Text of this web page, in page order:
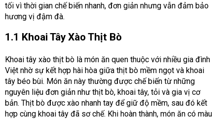
tối vì thời gian chế biến nhanh, đơn giản nhưng vẫn đảm bảo
hương vị đậm đà.
1.1 Khoai Tây Xào Thịt Bò
Khoai tây xào thịt bò là món ăn quen thuộc với nhiều gia đình
Việt nhờ sự kết hợp hài hòa giữa thịt bò mềm ngọt và khoai
tây béo bùi. Món ăn này thường được chế biến từ những
nguyên liệu đơn giản như thịt bò, khoai tây, tỏi và gia vị cơ
bản. Thịt bò được xào nhanh tay để giữ độ mềm, sau đó kết
hợp cùng khoai tây đã sơ chế. Khi hoàn thành, món ăn có màu